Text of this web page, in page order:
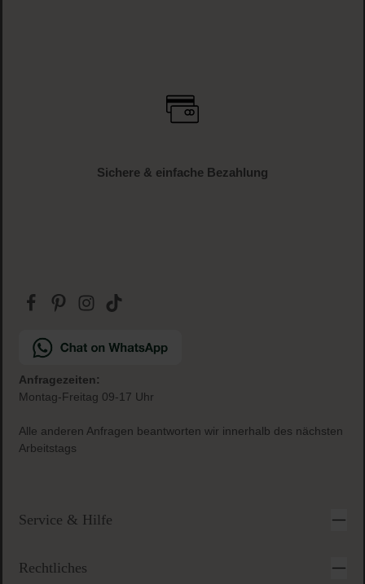
Sichere & einfache Bezahlung
Anfragezeiten:
Montag-Freitag 09-17 Uhr
Alle anderen Anfragen beantworten wir innerhalb des nächsten
Arbeitstags
Service & Hilfe
Rechtliches